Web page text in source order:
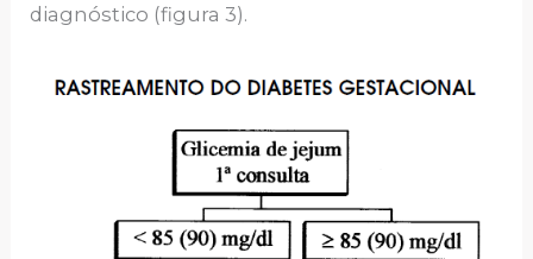
diagnóstico (figura 3).